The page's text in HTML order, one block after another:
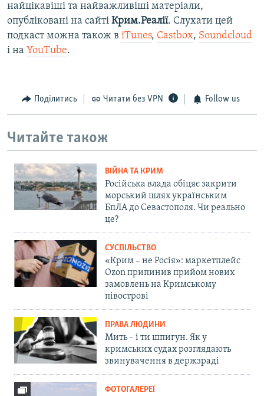
найцікавіші та найважливіші матеріали,
опубліковані на сайті Крим.Реалії. Слухати цей
подкаст можна також в iTunes, Castbox, Soundcloud
і на YouTube.​
Поділитись Читати без VPN Follow us
Читайте також
ВІЙНА ТА КРИМ
Російська влада обіцяє закрити
морський шлях українським
БпЛА до Севастополя. Чи реально
це?
СУСПІЛЬСТВО
«Крим – не Росія»: маркетплейс
Ozon припинив прийом нових
замовлень на Кримському
півострові
ПРАВА ЛЮДИНИ
Мить – і ти шпигун. Як у
кримських судах розглядають
звинувачення в держзраді
ФОТОГАЛЕРЕЇ